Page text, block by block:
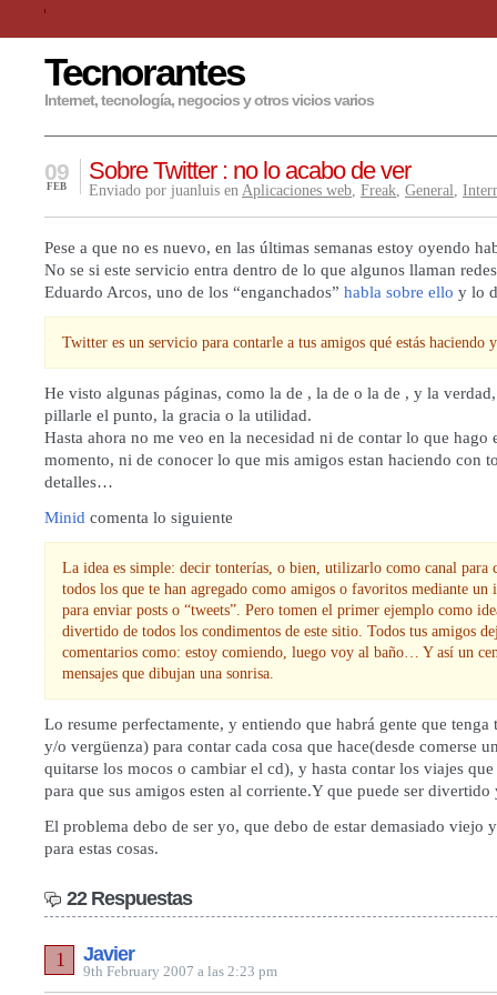
Tecnorantes
Internet, tecnología, negocios y otros vicios varios
Sobre Twitter : no lo acabo de ver
09
FEB Enviado por juanluis en Aplicaciones web, Freak, General,
Pese a que no es nuevo, en las últimas semanas estoy oyendo
No se si este servicio entra dentro de lo que algunos llaman
Eduardo Arcos, uno de los “enganchados” habla sobre ello y lo
Twitter es un servicio para contarle a tus amigos qué estás haciendo
He visto algunas páginas, como la de , la de o la de , y la
pillarle el punto, la gracia o la utilidad.
Hasta ahora no me veo en la necesidad ni de contar lo que hago
momento, ni de conocer lo que mis amigos estan haciendo con
detalles…
Minid comenta lo siguiente
La idea es simple: decir tonterías, o bien, utilizarlo como canal para
todos los que te han agregado como amigos o favoritos mediante un
para enviar posts o “tweets”. Pero tomen el primer ejemplo como
divertido de todos los condimentos de este sitio. Todos tus amigos
comentarios como: estoy comiendo, luego voy al baño… Y así un
mensajes que dibujan una sonrisa.
Lo resume perfectamente, y entiendo que habrá gente que tenga
y/o vergüenza) para contar cada cosa que hace(desde comerse
quitarse los mocos o cambiar el cd), y hasta contar los viajes
para que sus amigos esten al corriente.Y que puede ser
El problema debo de ser yo, que debo de estar demasiado viejo
para estas cosas.
22 Respuestas
Javier
9th February 2007 a las 2:23 pm
1